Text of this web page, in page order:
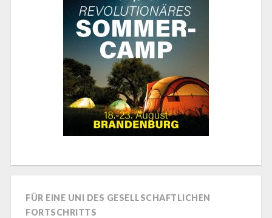
FÜR EINE UNI DES GESELLSCHAFTLICHEN
FORTSCHRITTS